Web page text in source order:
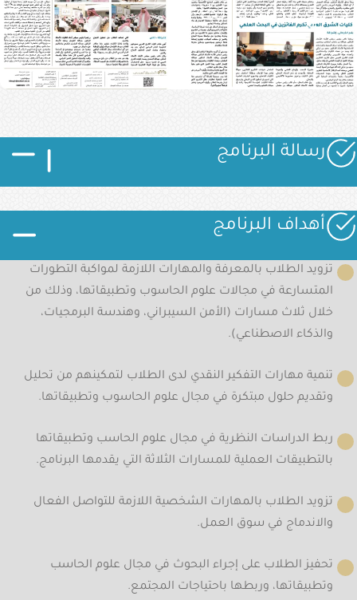
تخريج الدفعة الخا
الصورةرسالة البرنامج
الصورةأهداف البرنامج
تزويد الطلاب بالمعرفة والمهارات اللازمة لمواكبة التطورات
المتسارعة في مجالات علوم الحاسوب وتطبيقاتها، وذلك من
خلال ثلاث مسارات (الأمن السيبراني، وهندسة البرمجيات،
والذكاء الاصطناعي).
تنمية مهارات التفكير النقدي لدى الطلاب لتمكينهم من تحليل
وتقديم حلول مبتكرة في مجال علوم الحاسوب وتطبيقاتها.
ربط الدراسات النظرية في مجال علوم الحاسب وتطبيقاتها
بالتطبيقات العملية للمسارات الثلاثة التي يقدمها البرنامج.
تزويد الطلاب بالمهارات الشخصية اللازمة للتواصل الفعال
والاندماج في سوق العمل.
تحفيز الطلاب على إجراء البحوث في مجال علوم الحاسب
وتطبيقاتها، وربطها باحتياجات المجتمع.